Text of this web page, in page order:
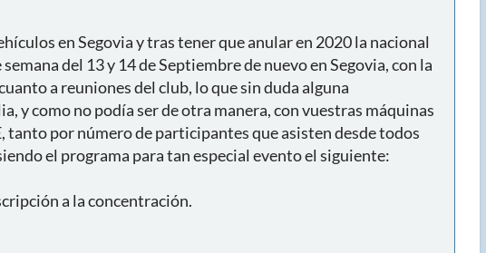
en Segovia y tras tener que anular en 2020 la nacional
del 13 y 14 de Septiembre de nuevo en Segovia, con la
a reuniones del club, lo que sin duda alguna
y como no podía ser de otra manera, con vuestras máquinas
tanto por número de participantes que asisten desde todos
el programa para tan especial evento el siguiente:
a la concentración.